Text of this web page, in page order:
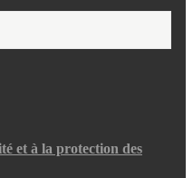
et à la protection des